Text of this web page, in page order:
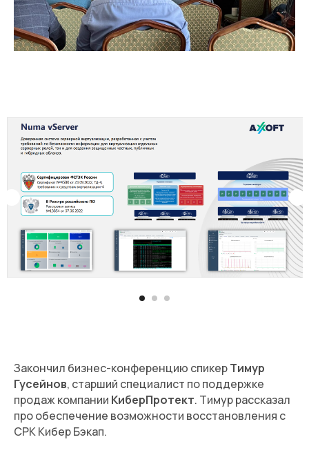
Закончил бизнес-конференцию спикерТимур
Гусейнов, старший специалист по поддержке
продаж компании КиберПротект. Тимур рассказал
про обеспечение возможности восстановления с
СРК Кибер Бэкап.